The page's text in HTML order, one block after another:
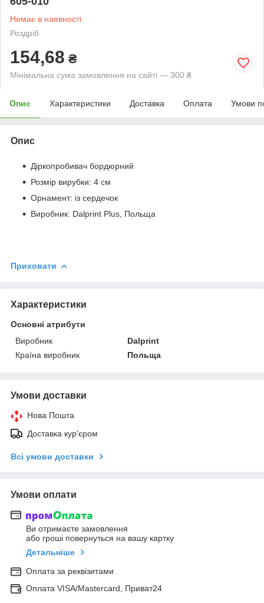
Немає в наявності
Роздріб
154,68 ₴
Мінімальна сума замовлення на сайті — 300 ₴
Опис Характеристики Доставка Оплата Умови
Опис
Діркопробивач бордюрний
Розмір вирубки: 4 см
Орнамент: із сердечок
Виробник: Dalprint Plus, Польща
Приховати
Характеристики
Основні атрибути
Виробник
Dalprint
Країна виробник
Польща
Умови доставки
Нова Пошта
Доставка кур'єром
Всі умови доставки
Умови оплати
Ви отримаєте замовлення
або гроші повернуться на вашу картку
Детальніше
Оплата за реквізитами
Оплата VISA/Mastercard, Приват24